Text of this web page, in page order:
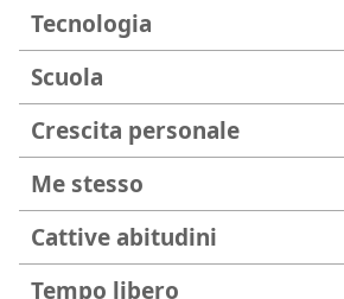
Tecnologia
Scuola
Crescita personale
Me stesso
Cattive abitudini
Tempo libero